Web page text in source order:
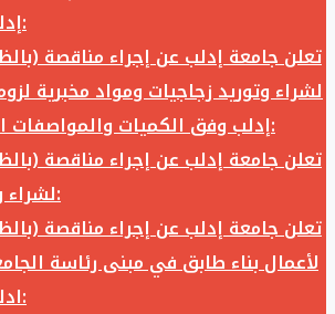
إدلب وفق الآتي:
تعلن جامعة إدلب عن إجراء مناقصة
لشراء وتوريد زجاجيات ومواد مخبرية
إدلب وفق الكميات والمواصفات المحددة أدناه:
تعلن جامعة إدلب عن إجراء مناقصة
لشراء وتوريد ما يلي:
تعلن جامعة إدلب عن إجراء مناقصة
لأعمال بناء طابق في مبنى رئاسة
ادلب وفق الآتي: